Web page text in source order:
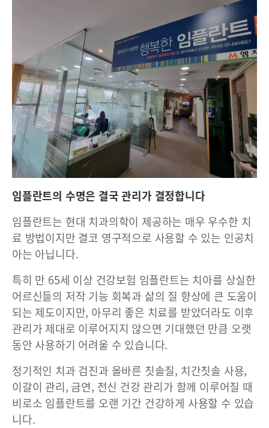
임플란트의 수명은 결국 관리가 결정합니다
임플란트는 현대 치과의학이 제공하는 매우 우수한 치
료 방법이지만 결코 영구적으로 사용할 수 있는 인공치
아는 아닙니다.
특히 만 65세 이상 건강보험 임플란트는 치아를 상실한
어르신들의 저작 기능 회복과 삶의 질 향상에 큰 도움이
되는 제도이지만, 아무리 좋은 치료를 받았더라도 이후
관리가 제대로 이루어지지 않으면 기대했던 만큼 오랫
동안 사용하기 어려울 수 있습니다.
정기적인 치과 검진과 올바른 칫솔질, 치간칫솔 사용,
이갈이 관리, 금연, 전신 건강 관리가 함께 이루어질 때
비로소 임플란트를 오랜 기간 건강하게 사용할 수 있습
니다.